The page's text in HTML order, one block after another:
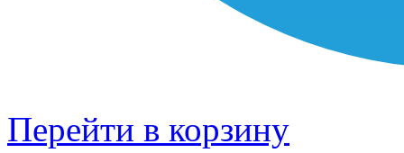
Перейти в корзину